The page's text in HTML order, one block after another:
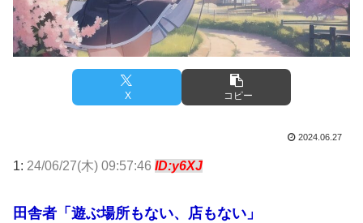
X コピー
2024.06.27
1: 24/06/27(木) 09:57:46 ID:y6XJ
田舎者「遊ぶ場所もない、店もない」